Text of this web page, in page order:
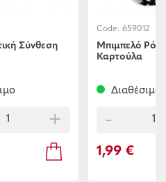
Σύνθεση
+
Code: 659012
Μπιμπελό
Καρτούλα
Διαθέσιμο
-
1,99 €